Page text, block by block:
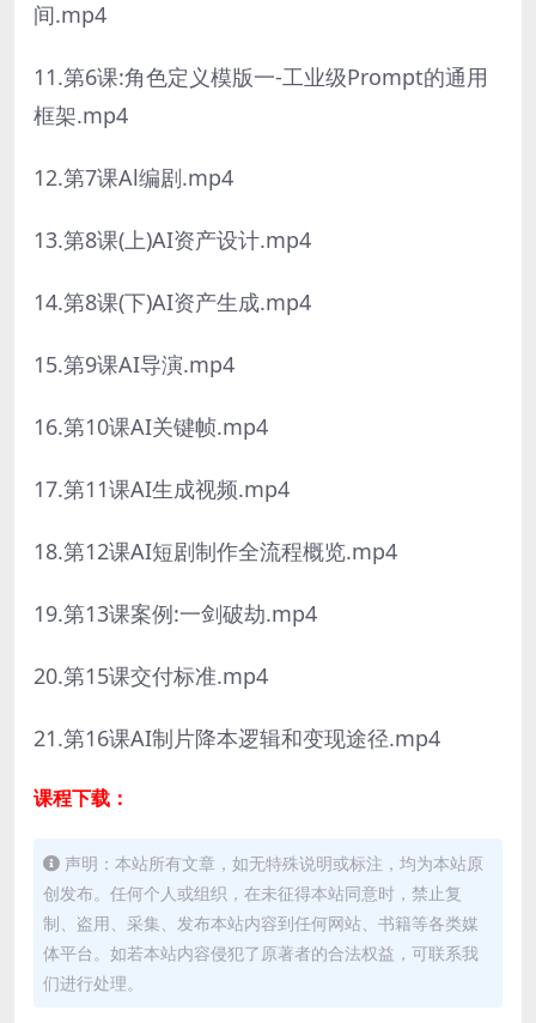
间.mp4
11.第6课:角色定义模版一-工业级Prompt的通用
框架.mp4
12.第7课Al编剧.mp4
13.第8课(上)AI资产设计.mp4
14.第8课(下)AI资产生成.mp4
15.第9课AI导演.mp4
16.第10课AI关键帧.mp4
17.第11课AI生成视频.mp4
18.第12课AI短剧制作全流程概览.mp4
19.第13课案例:一剑破劫.mp4
20.第15课交付标准.mp4
21.第16课AI制片降本逻辑和变现途径.mp4
课程下载：
声明：本站所有文章，如无特殊说明或标注，均为本站原
创发布。任何个人或组织，在未征得本站同意时，禁止复
制、盗用、采集、发布本站内容到任何网站、书籍等各类媒
体平台。如若本站内容侵犯了原著者的合法权益，可联系我
们进行处理。